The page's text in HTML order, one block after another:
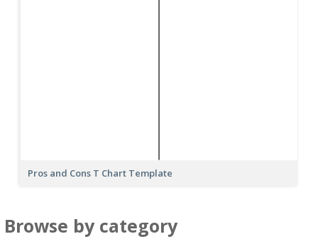
Pros and Cons T Chart Template
Browse by category